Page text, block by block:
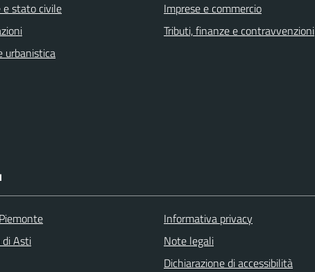
e stato civile
urbanistica
Imprese e commercio
Tributi, finanze e contravvenzioni
di Asti
Informativa privacy
Note legali
Dichiarazione di accessibilità